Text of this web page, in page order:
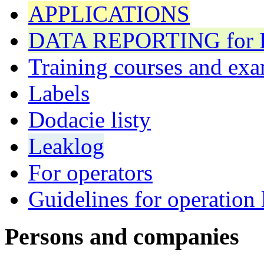
APPLICATIONS
DATA REPORTING for
Training courses and
Labels
Dodacie listy
Leaklog
For operators
Guidelines for operation
Persons and companies